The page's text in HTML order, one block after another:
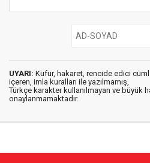
UYARI: Küfür, hakaret, rencide edici
içeren, imla kuralları ile yazılmamış,
Türkçe karakter kullanılmayan ve büyük
onaylanmamaktadır.